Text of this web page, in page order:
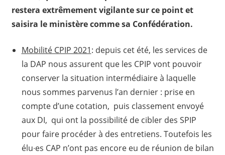
restera extrêmement vigilante sur ce point et
saisira le ministère comme sa Confédération.
Mobilité CPIP 2021: depuis cet été, les services de
la DAP nous assurent que les CPIP vont pouvoir
conserver la situation intermédiaire à laquelle
nous sommes parvenus l’an dernier : prise en
compte d’une cotation, puis classement envoyé
aux DI, qui ont la possibilité de cibler des SPIP
pour faire procéder à des entretiens. Toutefois les
élu∙es CAP n’ont pas encore eu de réunion de bilan